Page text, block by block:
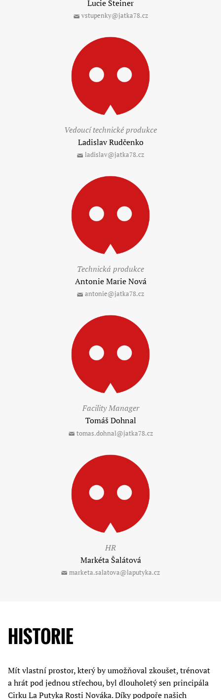
Lucie Steiner
vstupenky@jatka78.cz
Vedoucí technické produkce
Ladislav Rudčenko
ladislav@jatka78.cz
Technická produkce
Antonie Marie Nová
antonie@jatka78.cz
Facility Manager
Tomáš Dohnal
tomas.dohnal@jatka78.cz
HR
Markéta Šalátová
marketa.salatova@laputyka.cz
HISTORIE
Mít vlastní prostor, který by umožňoval zkoušet, trénovat
a hrát pod jednou střechou, byl dlouholetý sen principála
Cirku La Putyka Rosti Nováka. Díky podpoře našich